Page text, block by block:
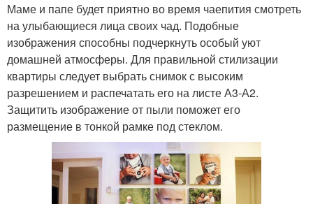
Маме и папе будет приятно во время чаепития смотреть
на улыбающиеся лица своих чад. Подобные
изображения способны подчеркнуть особый уют
домашней атмосферы. Для правильной стилизации
квартиры следует выбрать снимок с высоким
разрешением и распечатать его на листе А3-А2.
Защитить изображение от пыли поможет его
размещение в тонкой рамке под стеклом.